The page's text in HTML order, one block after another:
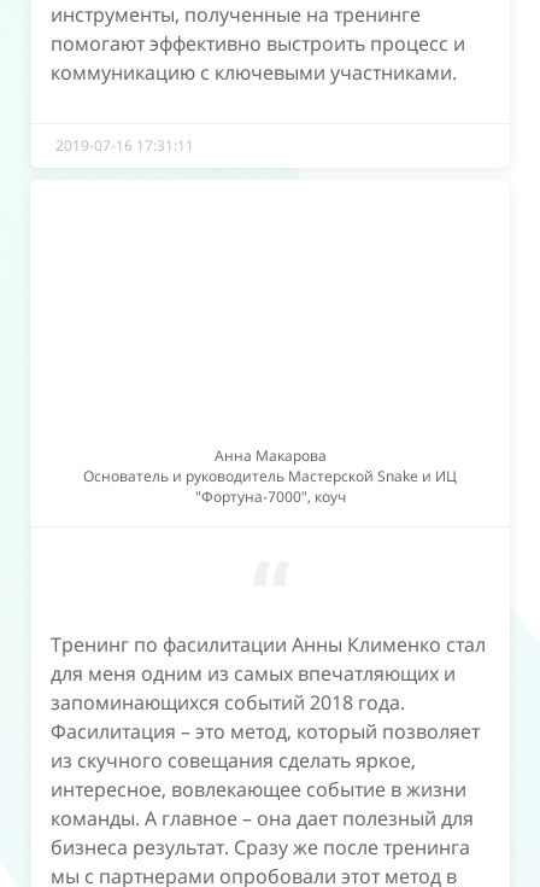
инструменты, полученные на тренинге
помогают эффективно выстроить процесс и
коммуникацию с ключевыми участниками.
2019-07-16 17:31:11
Анна Макарова
Основатель и руководитель Мастерской Snake и ИЦ
"Фортуна-7000", коуч
Тренинг по фасилитации Анны Клименко стал
для меня одним из самых впечатляющих и
запоминающихся событий 2018 года.
Фасилитация – это метод, который позволяет
из скучного совещания сделать яркое,
интересное, вовлекающее событие в жизни
команды. А главное – она дает полезный для
бизнеса результат. Сразу же после тренинга
мы с партнерами опробовали этот метод в